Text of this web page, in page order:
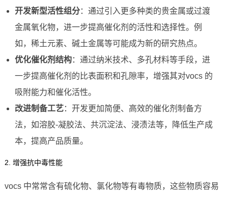
开发新型活性组分：通过引入更多种类的贵金属或过渡
金属氧化物，进一步提高催化剂的活性和选择性。例
如，稀土元素、碱土金属等可能成为新的研究热点。
优化催化剂结构：通过纳米技术、多孔材料等手段，进
一步提高催化剂的比表面积和孔隙率，增强其对vocs 的
吸附能力和催化活性。
改进制备工艺：开发更加简便、高效的催化剂制备方
法，如溶胶-凝胶法、共沉淀法、浸渍法等，降低生产成
本，提高产品质量。
2. 增强抗中毒性能
vocs 中常常含有硫化物、氯化物等有毒物质，这些物质容易